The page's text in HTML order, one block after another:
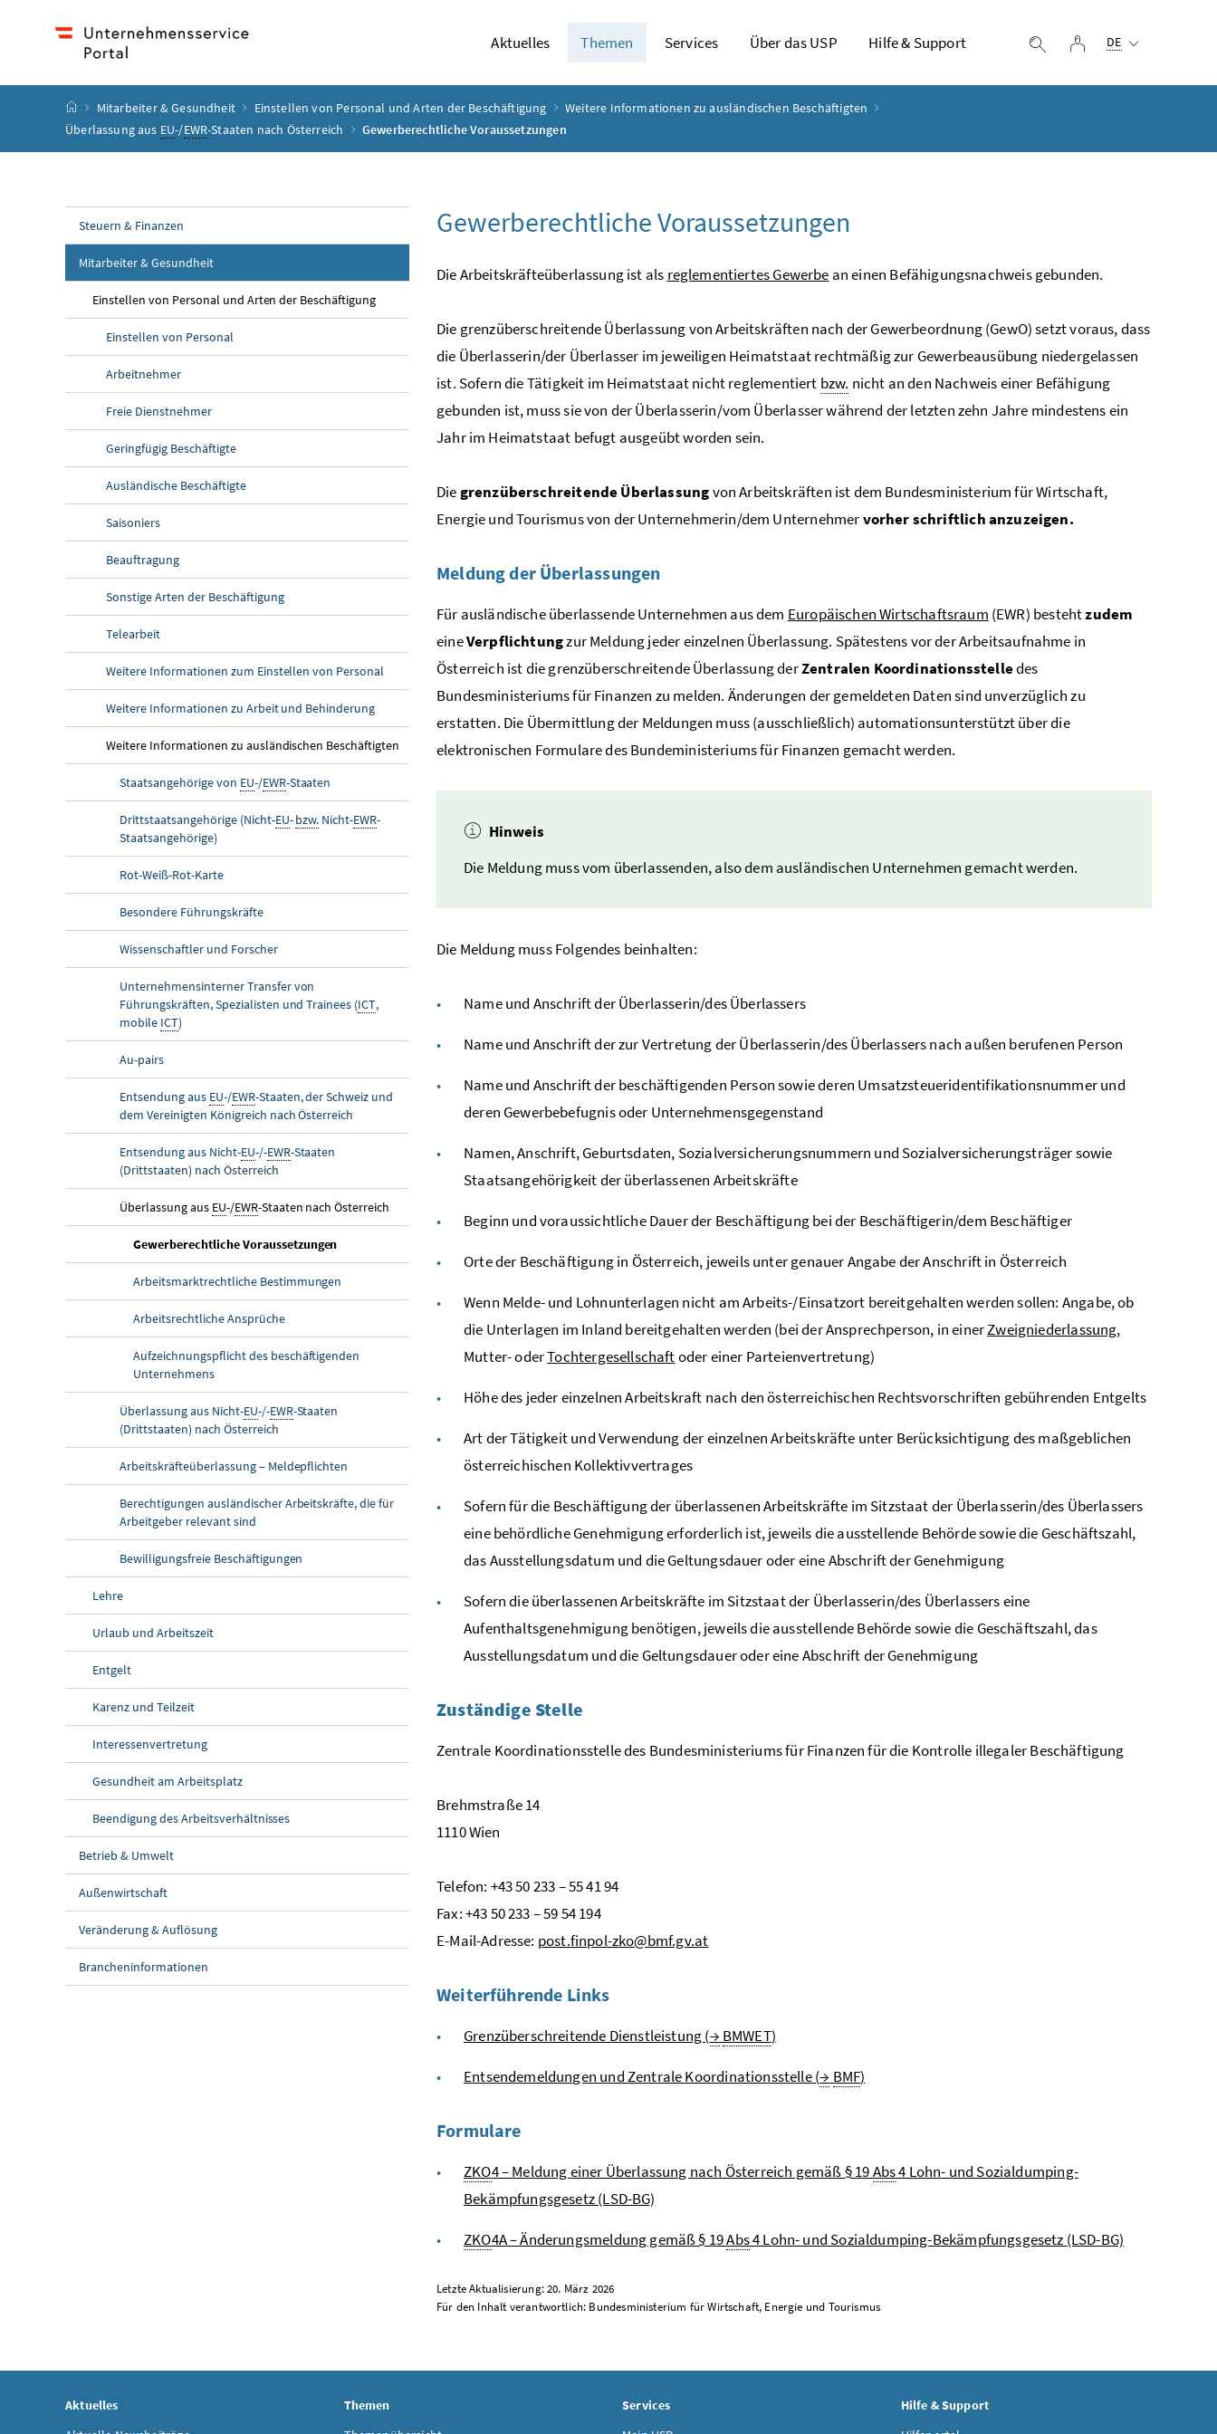
Aktuelles Themen Services Über das USP Hilfe & Support Suche einblenden
Login
DE
Startseite
Mitarbeiter & Gesundheit Einstellen von Personal und Arten der Beschäftigung
Weitere Informationen zu ausländischen Beschäftigten
Überlassung aus EU-/EWR-Staaten nach Österreich Gewerberechtliche Voraussetzungen
Steuern & Finanzen
Mitarbeiter & Gesundheit
Einstellen von Personal und Arten der Beschäftigung
Einstellen von Personal
Arbeitnehmer
Freie Dienstnehmer
Geringfügig Beschäftigte
Ausländische Beschäftigte
Saisoniers
Beauftragung
Sonstige Arten der Beschäftigung
Telearbeit
Weitere Informationen zum Einstellen von Personal
Weitere Informationen zu Arbeit und Behinderung
Weitere Informationen zu ausländischen Beschäftigten
Staatsangehörige von EU-/EWR-Staaten
Drittstaatsangehörige (Nicht-EU-bzw. Nicht-EWR-
Staatsangehörige)
Rot-Weiß-Rot-Karte
Besondere Führungskräfte
Wissenschaftler und Forscher
Unternehmensinterner Transfer von
Führungskräften, Spezialisten undTrainees (ICT,
mobile ICT)
Au-pairs
Entsendung aus EU-/EWR-Staaten, der Schweiz und
dem Vereinigten Königreich nach Österreich
Entsendung aus Nicht-EU-/-EWR-Staaten
(Drittstaaten) nach Österreich
Überlassung aus EU-/EWR-Staaten nach Österreich
Gewerberechtliche Voraussetzungen
Arbeitsmarktrechtliche Bestimmungen
Arbeitsrechtliche Ansprüche
Aufzeichnungspflicht des beschäftigenden
Unternehmens
Überlassung aus Nicht-EU-/-EWR-Staaten
(Drittstaaten) nach Österreich
Arbeitskräfteüberlassung – Meldepflichten
Berechtigungen ausländischer Arbeitskräfte, die für
Arbeitgeber relevant sind
Bewilligungsfreie Beschäftigungen
Lehre
Urlaub und Arbeitszeit
Entgelt
Karenz und Teilzeit
Interessenvertretung
Gesundheit am Arbeitsplatz
Beendigung des Arbeitsverhältnisses
Betrieb & Umwelt
Außenwirtschaft
Veränderung & Auflösung
Brancheninformationen
Gewerberechtliche Voraussetzungen
Die Arbeitskräfteüberlassung ist als reglementiertes Gewerbe an einen Befähigungsnachweis gebunden.
Die grenzüberschreitende Überlassung von Arbeitskräften nach der Gewerbeordnung (GewO) setzt voraus, dass
die Überlasserin/der Überlasser im jeweiligen Heimatstaat rechtmäßig zur Gewerbeausübung niedergelassen
ist. Sofern die Tätigkeit im Heimatstaat nicht reglementiert bzw. nicht an den Nachweis einer Befähigung
gebunden ist, muss sie von der Überlasserin/vom Überlasser während der letzten zehn Jahre mindestens ein
Jahr im Heimatstaat befugt ausgeübt worden sein.
Diegrenzüberschreitende Überlassungvon Arbeitskräften ist dem Bundesministerium für Wirtschaft,
Energie und Tourismus von der Unternehmerin/dem Unternehmervorher schriftlich anzuzeigen.
Meldung der Überlassungen
Für ausländische überlassende Unternehmen aus dem Europäischen Wirtschaftsraum (EWR) bestehtzudem
eineVerpflichtungzur Meldung jeder einzelnen Überlassung. Spätestens vor der Arbeitsaufnahme in
Österreich ist die grenzüberschreitende Überlassung derZentralen Koordinationsstelledes
Bundesministeriums für Finanzen zu melden. Änderungen der gemeldeten Daten sind unverzüglich zu
erstatten. Die Übermittlung der Meldungen muss (ausschließlich) automationsunterstützt über die
elektronischen Formulare des Bundeministeriums für Finanzen gemacht werden.
Hinweis
Die Meldung muss vom überlassenden, also dem ausländischen Unternehmen gemacht werden.
Die Meldung muss Folgendes beinhalten:
Name und Anschrift der Überlasserin/des Überlassers
Name und Anschrift der zur Vertretung der Überlasserin/des Überlassers nach außen berufenen Person
Name und Anschrift der beschäftigenden Person sowie deren Umsatzsteueridentifikationsnummer und
deren Gewerbebefugnis oder Unternehmensgegenstand
Namen, Anschrift, Geburtsdaten, Sozialversicherungsnummern und Sozialversicherungsträger sowie
Staatsangehörigkeit der überlassenen Arbeitskräfte
Beginn und voraussichtliche Dauer der Beschäftigung bei der Beschäftigerin/dem Beschäftiger
Orte der Beschäftigung in Österreich, jeweils unter genauer Angabe der Anschrift in Österreich
Wenn Melde- und Lohnunterlagen nicht am Arbeits-/Einsatzort bereitgehalten werden sollen: Angabe, ob
die Unterlagen im Inland bereitgehalten werden (bei der Ansprechperson, in einerZweigniederlassung,
Mutter- oderTochtergesellschaftoder einer Parteienvertretung)
Höhe des jeder einzelnen Arbeitskraft nach den österreichischen Rechtsvorschriften gebührenden Entgelts
Art der Tätigkeit und Verwendung der einzelnen Arbeitskräfte unter Berücksichtigung des maßgeblichen
österreichischen Kollektivvertrages
Sofern für die Beschäftigung der überlassenen Arbeitskräfte im Sitzstaat der Überlasserin/des Überlassers
eine behördliche Genehmigung erforderlich ist, jeweils die ausstellende Behörde sowie die Geschäftszahl,
das Ausstellungsdatum und die Geltungsdauer oder eine Abschrift der Genehmigung
Sofern die überlassenen Arbeitskräfte im Sitzstaat der Überlasserin/des Überlassers eine
Aufenthaltsgenehmigung benötigen, jeweils die ausstellende Behörde sowie die Geschäftszahl, das
Ausstellungsdatum und die Geltungsdauer oder eine Abschrift der Genehmigung
Zuständige Stelle
Zentrale Koordinationsstelle des Bundesministeriums für Finanzen für die Kontrolle illegaler Beschäftigung
Brehmstraße 14
1110 Wien
Telefon: +43 50 233 – 55 41 94
Fax: +43 50 233 – 59 54 194
E-Mail-Adresse: post.finpol-zko@bmf.gv.at
Weiterführende Links
Grenzüberschreitende Dienstleistung (→ BMWET)
Entsendemeldungen und Zentrale Koordinationsstelle (→ BMF)
Formulare
ZKO4 – Meldung einer Überlassung nach Österreich gemäß § 19Abs4 Lohn- und Sozialdumping-
Bekämpfungsgesetz (LSD-BG)
ZKO4A – Änderungsmeldung gemäß § 19Abs4 Lohn- und Sozialdumping-Bekämpfungsgesetz (LSD-BG)
Letzte Aktualisierung: 20. März 2026
Für den Inhalt verantwortlich: Bundesministerium für Wirtschaft, Energie und Tourismus
Aktuelles
Themen
Services
Hilfe & Support